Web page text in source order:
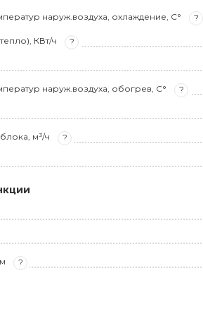
наруж.воздуха, охлаждение, С° ?
КВт/ч ?
наруж.воздуха, обогрев, С° ?
м³/ч ?
?